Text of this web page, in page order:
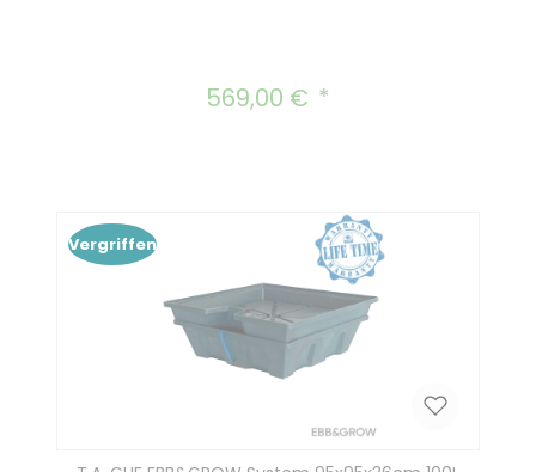
Regulärer Preis:
569,00 €
Vergriffen